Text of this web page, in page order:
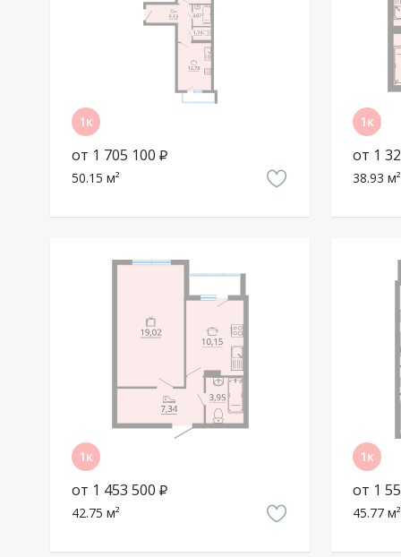
Одну из задач, которую ставит себе застройщик
все условия для занятий спортом. Во дворе есть
стороны – ещё одна площадка побольше. Рядом с
работает секция по футболу для детей.
Также в жилом комплексе появятся
газонами, деревьями и пешеходными дорожками,
маленькими детьми.
А рядом есть сквер Каскад с тихими аллеями.
10 минут.
Жизнь внутри
ЖК «Чемпион» включает два монолитно-
дома: два по 6 этажей, один пятиэтажный и один
керамическим кирпичом соломенного и
рамами пластиковых окон это придаёт дому
классу «Комфорт».
На первых этажах находятся магазины и офисы.
трёхкомнатные квартиры. Потолки в комнатах
от 1 705 100 ₽
50.15 м²
от 1
38.93 м²
от 1 453 500 ₽
42.75 м²
от 1
45.77 м²